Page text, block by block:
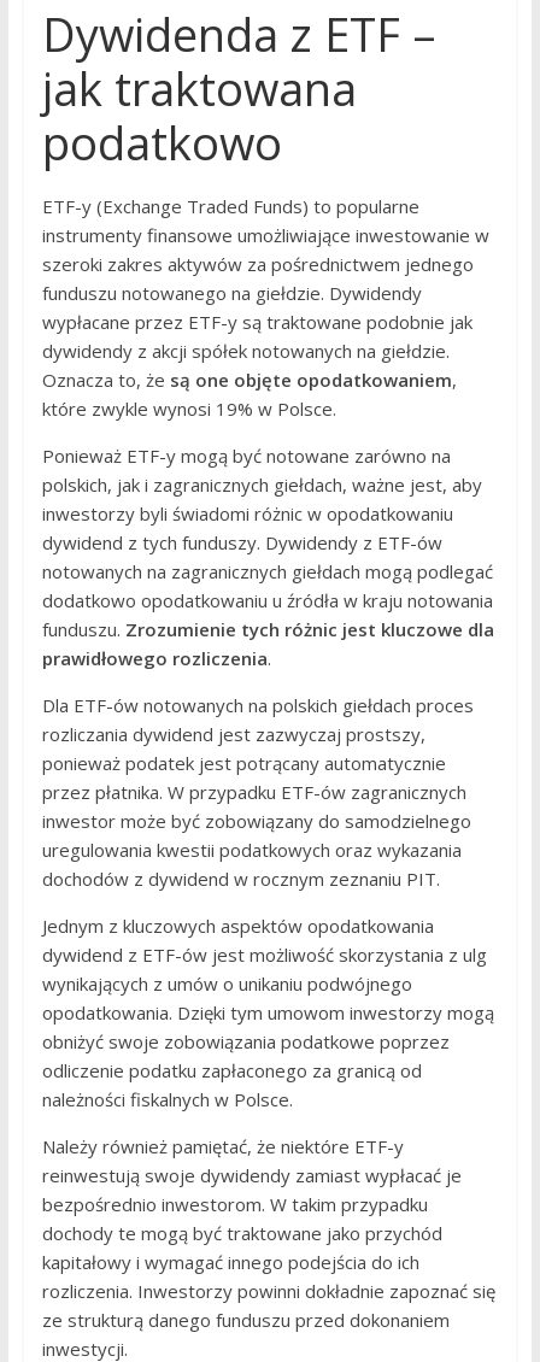
Dywidenda z ETF –
jak traktowana
podatkowo
ETF-y (Exchange Traded Funds) to popularne
instrumenty finansowe umożliwiające inwestowanie w
szeroki zakres aktywów za pośrednictwem jednego
funduszu notowanego na giełdzie. Dywidendy
wypłacane przez ETF-y są traktowane podobnie jak
dywidendy z akcji spółek notowanych na giełdzie.
Oznacza to, że są one objęte opodatkowaniem,
które zwykle wynosi 19% w Polsce.
Ponieważ ETF-y mogą być notowane zarówno na
polskich, jak i zagranicznych giełdach, ważne jest, aby
inwestorzy byli świadomi różnic w opodatkowaniu
dywidend z tych funduszy. Dywidendy z ETF-ów
notowanych na zagranicznych giełdach mogą podlegać
dodatkowo opodatkowaniu u źródła w kraju notowania
funduszu. Zrozumienie tych różnic jest kluczowe dla
prawidłowego rozliczenia.
Dla ETF-ów notowanych na polskich giełdach proces
rozliczania dywidend jest zazwyczaj prostszy,
ponieważ podatek jest potrącany automatycznie
przez płatnika. W przypadku ETF-ów zagranicznych
inwestor może być zobowiązany do samodzielnego
uregulowania kwestii podatkowych oraz wykazania
dochodów z dywidend w rocznym zeznaniu PIT.
Jednym z kluczowych aspektów opodatkowania
dywidend z ETF-ów jest możliwość skorzystania z ulg
wynikających z umów o unikaniu podwójnego
opodatkowania. Dzięki tym umowom inwestorzy mogą
obniżyć swoje zobowiązania podatkowe poprzez
odliczenie podatku zapłaconego za granicą od
należności fiskalnych w Polsce.
Należy również pamiętać, że niektóre ETF-y
reinwestują swoje dywidendy zamiast wypłacać je
bezpośrednio inwestorom. W takim przypadku
dochody te mogą być traktowane jako przychód
kapitałowy i wymagać innego podejścia do ich
rozliczenia. Inwestorzy powinni dokładnie zapoznać się
ze strukturą danego funduszu przed dokonaniem
inwestycji.